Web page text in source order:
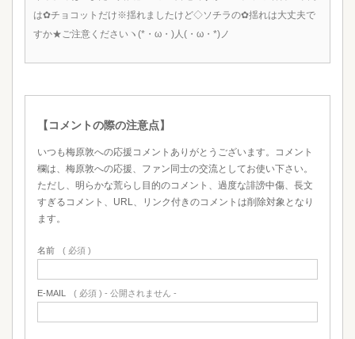
は✿チョコットだけ※揺れましたけど◇ソチラの✿揺れは大丈夫で
すか★ご注意くださいヽ(*・ω・)人(・ω・*)ノ
【コメントの際の注意点】
いつも梅原敦への応援コメントありがとうございます。コメント
欄は、梅原敦への応援、ファン同士の交流としてお使い下さい。
ただし、明らかな荒らし目的のコメント、過度な誹謗中傷、長文
すぎるコメント、URL、リンク付きのコメントは削除対象となり
ます。
名前 ( 必須 )
E-MAIL ( 必須 ) - 公開されません -